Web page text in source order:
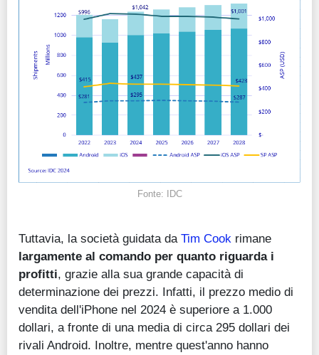
Fonte: IDC
Tuttavia, la società guidata da Tim Cook rimane
largamente al comando per quanto riguarda i
profitti, grazie alla sua grande capacità di
determinazione dei prezzi. Infatti, il prezzo medio di
vendita dell'iPhone nel 2024 è superiore a 1.000
dollari, a fronte di una media di circa 295 dollari dei
rivali Android. Inoltre, mentre quest'anno hanno